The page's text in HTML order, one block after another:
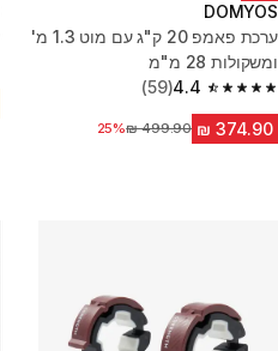
DOMYOS
ערכת פאמפ 20 ק"ג עם מוט 1.3 מ'
ומשקולות 28 מ"מ
4.4
4.4 out of 5 stars from 59 reviews
(59)
מחיר לפני הנחה
25%